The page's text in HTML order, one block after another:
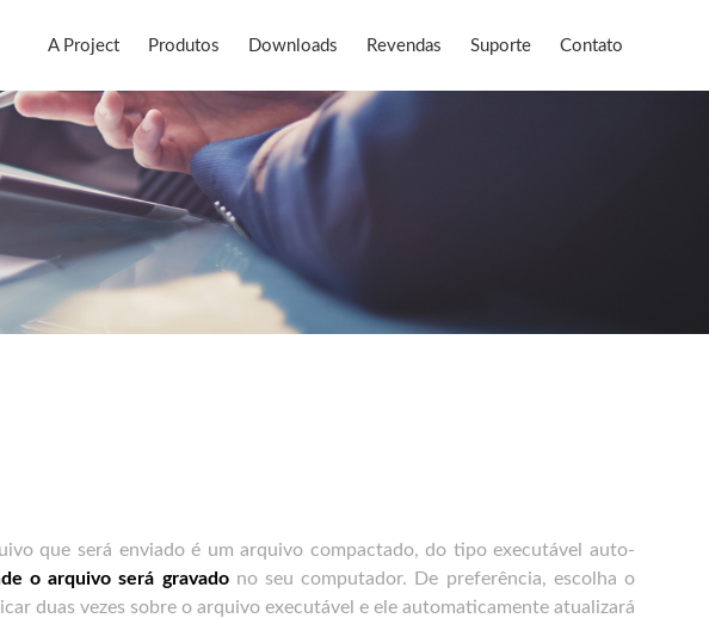
A Project Produtos Downloads Revendas Suporte Contato
que será enviado é um arquivo compactado, do tipo executável auto-
o arquivo será gravadono seu computador. De preferência, escolha o
duas vezes sobre o arquivo executável e ele automaticamente atualizará